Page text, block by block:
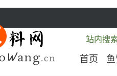
站内搜
首页